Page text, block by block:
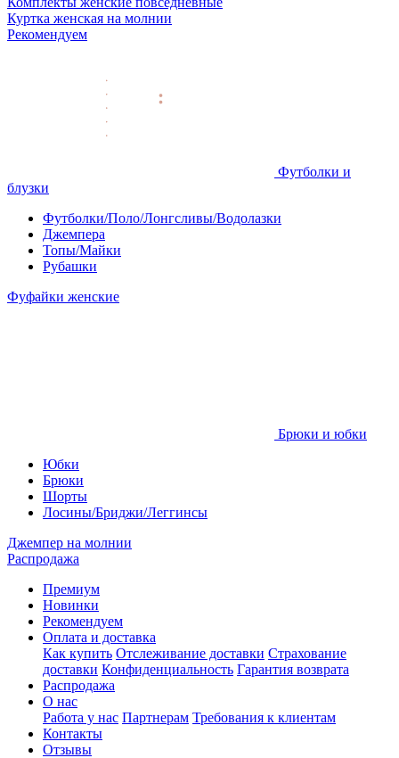
Куртка женская на молнии
Рекомендуем
Футболки и
блузки
Футболки/Поло/Лонгсливы/Водолазки
Джемпера
Топы/Майки
Рубашки
Фуфайки женские
Брюки и юбки
Юбки
Брюки
Шорты
Лосины/Бриджи/Леггинсы
Джемпер на молнии
Распродажа
Премиум
Новинки
Рекомендуем
Оплата и доставка
Как купить Отслеживание доставки Страхование
доставки Конфиденциальность Гарантия возврата
Распродажа
О нас
Работа у нас Партнерам Требования к клиентам
Контакты
Отзывы